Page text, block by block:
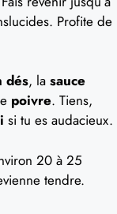
Profite de
dés, la sauce
poivre. Tiens,
si tu es audacieux.
20 à 25
tendre.